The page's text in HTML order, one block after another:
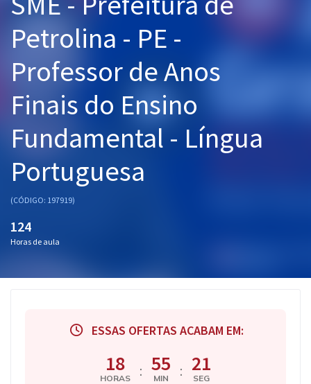
Cursos 20% OFF
Pós
Graduação
OAB
Questões grátis
Aprovados
Petrolina - PE -
Professor de Anos
Finais do Ensino
Fundamental - Língua
Portuguesa
(CÓDIGO: 197919)
124
Horas de aula
ESSAS OFERTAS ACABAM EM:
18
HORAS : 55
MIN : 20
SEG